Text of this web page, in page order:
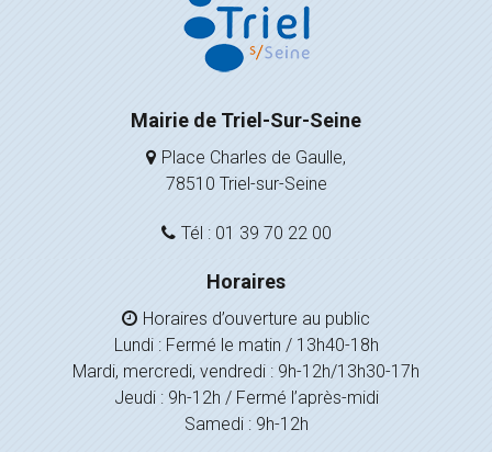
Mairie de Triel-Sur-Seine
Place Charles de Gaulle,
78510 Triel-sur-Seine
Tél : 01 39 70 22 00
Horaires
Horaires d’ouverture au public
Lundi : Fermé le matin / 13h40-18h
Mardi, mercredi, vendredi : 9h-12h/13h30-17h
Jeudi : 9h-12h / Fermé l’après-midi
Samedi : 9h-12h